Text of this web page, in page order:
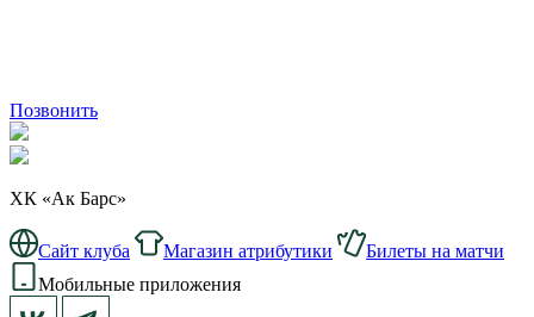
Позвонить
ХК «Ак Барс»
Сайт клуба Магазин атрибутики
Билеты на матчи
Мобильные приложения